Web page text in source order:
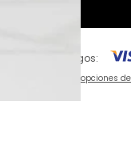
Pagos:
Ver opciones